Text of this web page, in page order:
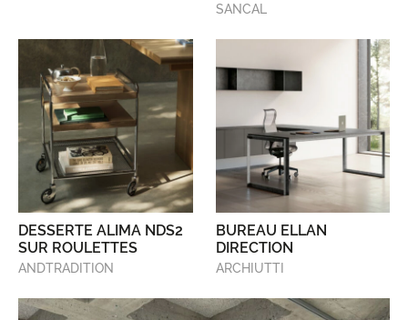
SANCAL
DESSERTE ALIMA NDS2
SUR ROULETTES
ANDTRADITION
BUREAU ELLAN
DIRECTION
ARCHIUTTI